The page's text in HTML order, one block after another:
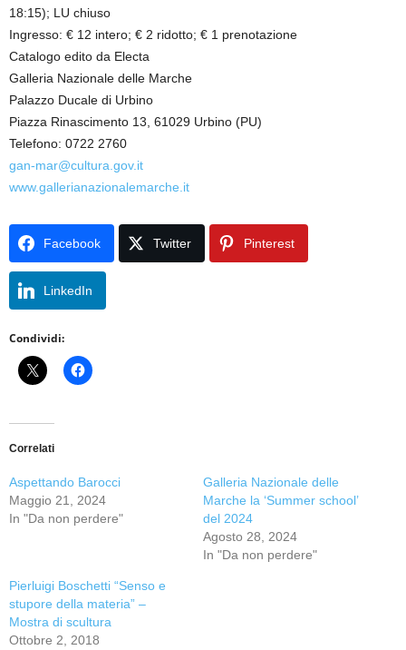
18:15); LU chiuso
Ingresso: € 12 intero; € 2 ridotto; € 1 prenotazione
Catalogo edito da Electa
Galleria Nazionale delle Marche
Palazzo Ducale di Urbino
Piazza Rinascimento 13, 61029 Urbino (PU)
Telefono: 0722 2760
gan-mar@cultura.gov.it
www.gallerianazionalemarche.it
Facebook Twitter Pinterest
LinkedIn
Condividi:
Correlati
Aspettando Barocci
Maggio 21, 2024
In "Da non perdere"
Galleria Nazionale delle
Marche la ‘Summer school’
del 2024
Agosto 28, 2024
In "Da non perdere"
Pierluigi Boschetti “Senso e
stupore della materia” –
Mostra di scultura
Ottobre 2, 2018